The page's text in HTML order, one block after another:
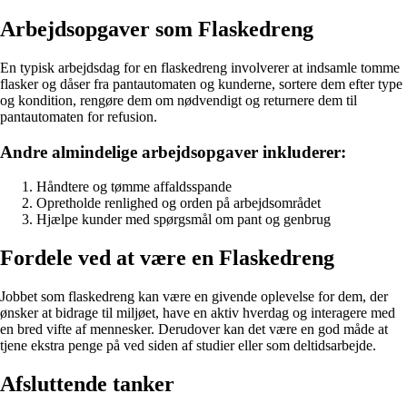
Arbejdsopgaver som Flaskedreng
En typisk arbejdsdag for en flaskedreng involverer at indsamle tomme
flasker og dåser fra pantautomaten og kunderne, sortere dem efter type
og kondition, rengøre dem om nødvendigt og returnere dem til
pantautomaten for refusion.
Andre almindelige arbejdsopgaver inkluderer:
Håndtere og tømme affaldsspande
Opretholde renlighed og orden på arbejdsområdet
Hjælpe kunder med spørgsmål om pant og genbrug
Fordele ved at være en Flaskedreng
Jobbet som flaskedreng kan være en givende oplevelse for dem, der
ønsker at bidrage til miljøet, have en aktiv hverdag og interagere med
en bred vifte af mennesker. Derudover kan det være en god måde at
tjene ekstra penge på ved siden af studier eller som deltidsarbejde.
Afsluttende tanker